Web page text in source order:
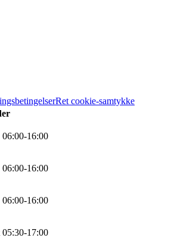
Ret cookie-samtykke
06:00-16:00
06:00-16:00
06:00-16:00
05:30-17:00